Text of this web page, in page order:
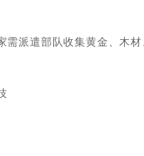
派遣部队收集黄金、木